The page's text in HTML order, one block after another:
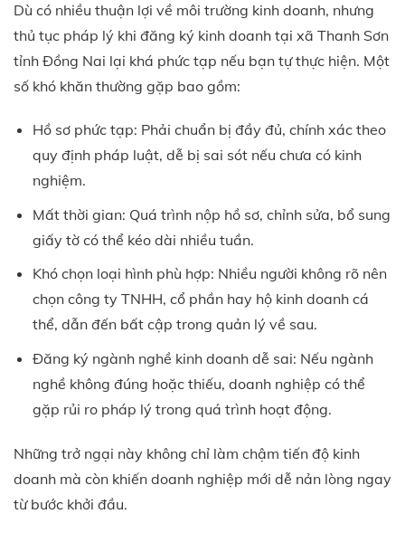
Dù có nhiều thuận lợi về môi trường kinh doanh, nhưng
thủ tục pháp lý khi đăng ký kinh doanh tại xã Thanh Sơn
tỉnh Đồng Nai lại khá phức tạp nếu bạn tự thực hiện. Một
số khó khăn thường gặp bao gồm:
Hồ sơ phức tạp: Phải chuẩn bị đầy đủ, chính xác theo
quy định pháp luật, dễ bị sai sót nếu chưa có kinh
nghiệm.
Mất thời gian: Quá trình nộp hồ sơ, chỉnh sửa, bổ sung
giấy tờ có thể kéo dài nhiều tuần.
Khó chọn loại hình phù hợp: Nhiều người không rõ nên
chọn công ty TNHH, cổ phần hay hộ kinh doanh cá
thể, dẫn đến bất cập trong quản lý về sau.
Đăng ký ngành nghề kinh doanh dễ sai: Nếu ngành
nghề không đúng hoặc thiếu, doanh nghiệp có thể
gặp rủi ro pháp lý trong quá trình hoạt động.
Những trở ngại này không chỉ làm chậm tiến độ kinh
doanh mà còn khiến doanh nghiệp mới dễ nản lòng ngay
từ bước khởi đầu.